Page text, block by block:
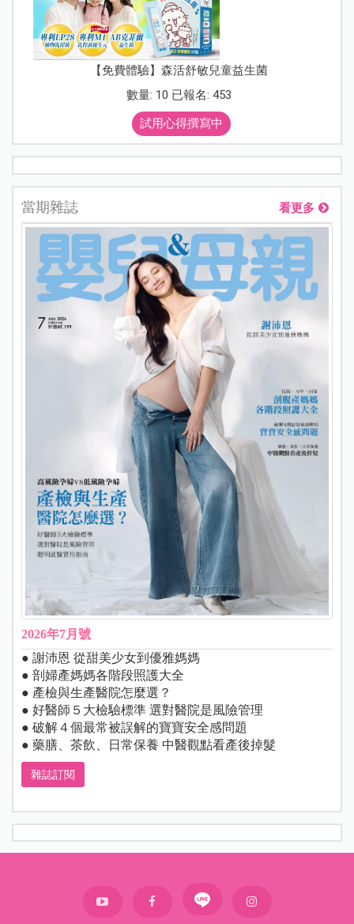
【免費體驗】森活舒敏兒童益生菌
數量: 10 已報名: 453
試用心得撰寫中
當期雜誌 看更多
2026年7月號
● 謝沛恩 從甜美少女到優雅媽媽
● 剖婦產媽媽各階段照護大全
● 產檢與生產醫院怎麼選？
● 好醫師５大檢驗標準 選對醫院是風險管理
● 破解４個最常被誤解的寶寶安全感問題
● 藥膳、茶飲、日常保養 中醫觀點看產後掉髮
雜誌訂閱